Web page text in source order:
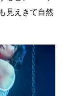
見えきて自然